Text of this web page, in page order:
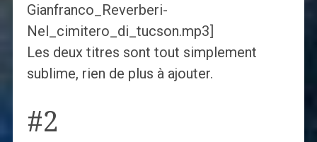
Gianfranco_Reverberi-
Nel_cimitero_di_tucson.mp3]
Les deux titres sont tout simplement
sublime, rien de plus à ajouter.
#2